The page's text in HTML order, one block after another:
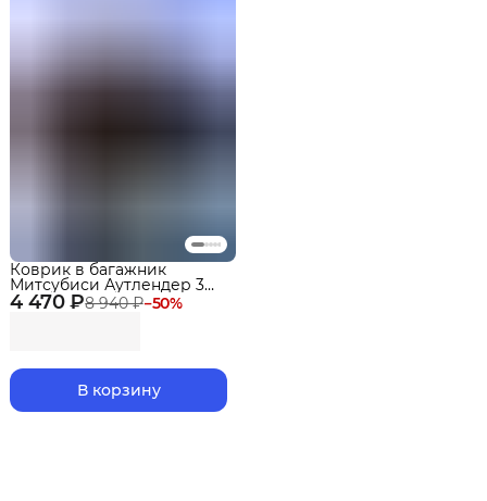
4 470 ₽8 940 ₽−50%
Коврик в багажник
Митсубиси Аутлендер 3
(2012-22) Mitsubishi
Outlander
В корзину